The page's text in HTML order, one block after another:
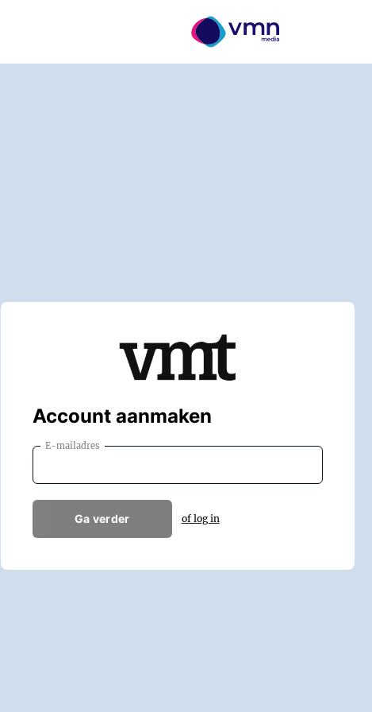
Account aanmaken
E-mailadres
Ga verder of log in